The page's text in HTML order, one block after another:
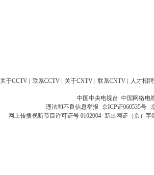
关于CCTV 联系CCTV 关于CNTV 联系CNTV 人才招聘
中国中央电视台 中国网络电
违法和不良信息举报 京ICP证060535号
网上传播视听节目许可证号 0102004 新出网证（京）